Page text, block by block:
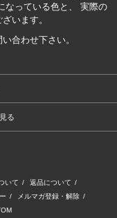
なっている色と、 実際の
います。
合わせ下さい。
る
いて / 返品について /
/ メルマガ登録・解除 /